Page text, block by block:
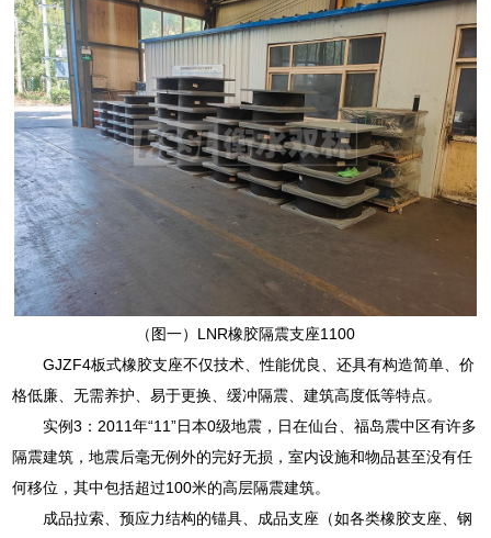
（图一）LNR橡胶隔震支座1100
GJZF4板式橡胶支座不仅技术、性能优良、还具有构造简单、价
格低廉、无需养护、易于更换、缓冲隔震、建筑高度低等特点。
实例3：2011年“11”日本0级地震，日在仙台、福岛震中区有许多
隔震建筑，地震后毫无例外的完好无损，室内设施和物品甚至没有任
何移位，其中包括超过100米的高层隔震建筑。
成品拉索、预应力结构的锚具、成品支座（如各类橡胶支座、钢